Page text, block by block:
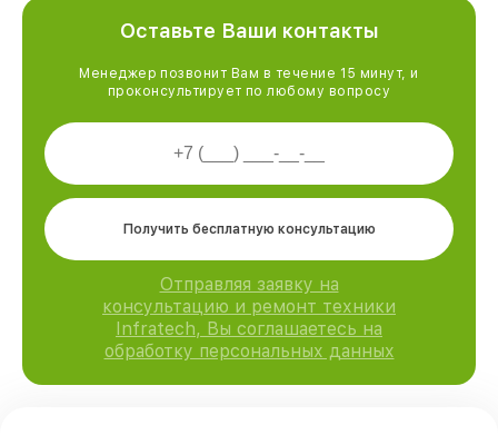
Оставьте Ваши контакты
Менеджер позвонит Вам в течение 15 минут, и
проконсультирует по любому вопросу
Получить бесплатную консультацию
Отправляя заявку на
консультацию и ремонт техники
Infratech, Вы соглашаетесь на
обработку персональных данных